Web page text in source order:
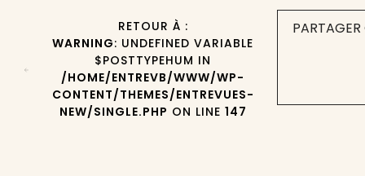
RETOUR À :
WARNING: UNDEFINED VARIABLE
$POSTTYPEHUM IN
/HOME/ENTREVB/WWW/WP-
CONTENT/THEMES/ENTREVUES-
NEW/SINGLE.PHP ON LINE 147